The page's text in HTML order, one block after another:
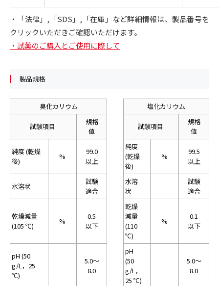
・「法律」,「SDS」,「在庫」など詳細情報は、製品番号を
クリックいただきご確認いただけます。
・試薬のご購入とご使用に際して
製品規格
臭化カリウム 塩化カリウム
試験項目
規格
値
試験項目
規格
値
純度 (乾燥
後)
%
99.0
以上
純度
(乾燥
後)
%
99.5
以上
水溶状
試験
適合
水溶
状
試験
適合
乾燥減量
(105 ℃)
%
0.5
以下
乾燥
減量
(110
℃)
%
0.1
以下
pH (50
g/L，25
℃)
5.0～
8.0
pH
(50
g/L，
25 ℃)
5.0～
8.0